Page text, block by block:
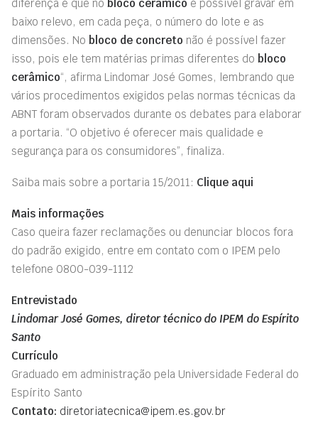
diferença é que no bloco cerâmico é possível gravar em
baixo relevo, em cada peça, o número do lote e as
dimensões. No bloco de concreto não é possível fazer
isso, pois ele tem matérias primas diferentes do bloco
cerâmico“, afirma Lindomar José Gomes, lembrando que
vários procedimentos exigidos pelas normas técnicas da
ABNT foram observados durante os debates para elaborar
a portaria. “O objetivo é oferecer mais qualidade e
segurança para os consumidores”, finaliza.
Saiba mais sobre a portaria 15/2011: Clique aqui
Mais informações
Caso queira fazer reclamações ou denunciar blocos fora
do padrão exigido, entre em contato com o IPEM pelo
telefone 0800-039-1112
Entrevistado
Lindomar José Gomes, diretor técnico do IPEM do Espírito
Santo
Currículo
Graduado em administração pela Universidade Federal do
Espírito Santo
Contato: diretoriatecnica@ipem.es.gov.br